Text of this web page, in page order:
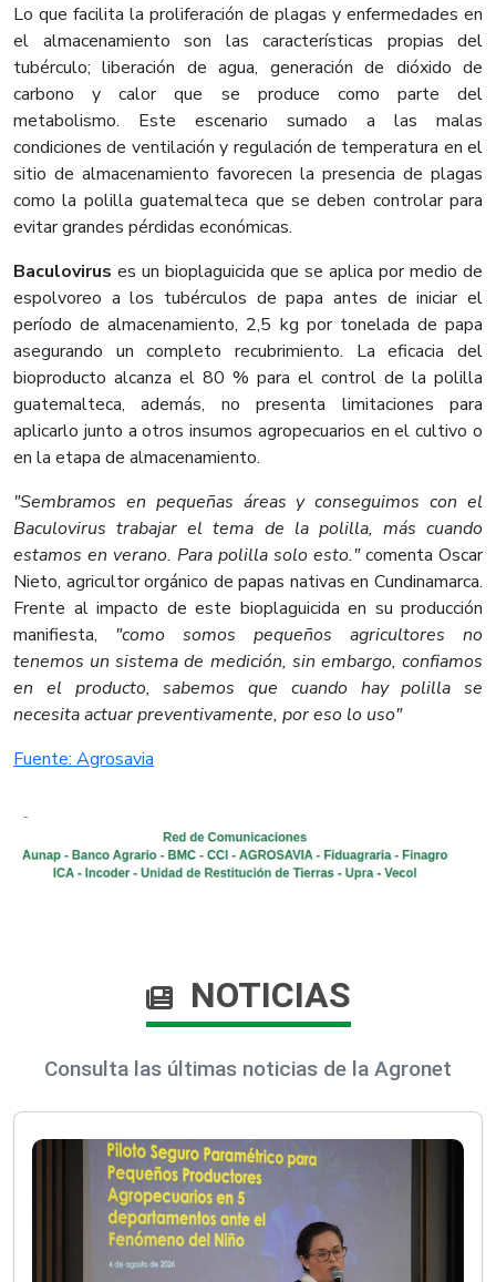
Lo que facilita la proliferación de plagas y enfermedades en
el almacenamiento son las características propias del
tubérculo; liberación de agua, generación de dióxido de
carbono y calor que se produce como parte del
metabolismo. Este escenario sumado a las malas
condiciones de ventilación y regulación de temperatura en el
sitio de almacenamiento favorecen la presencia de plagas
como la polilla guatemalteca que se deben controlar para
evitar grandes pérdidas económicas.
Baculovirus es un bioplaguicida que se aplica por medio de
espolvoreo a los tubérculos de papa antes de iniciar el
período de almacenamiento, 2,5 kg por tonelada de papa
asegurando un completo recubrimiento. La eficacia del
bioproducto alcanza el 80 % para el control de la polilla
guatemalteca, además, no presenta limitaciones para
aplicarlo junto a otros insumos agropecuarios en el cultivo o
en la etapa de almacenamiento.
"Sembramos en pequeñas áreas y conseguimos con el
Baculovirus trabajar el tema de la polilla, más cuando
estamos en verano. Para polilla solo esto."comenta Oscar
Nieto, agricultor orgánico de papas nativas en Cundinamarca.
Frente al impacto de este bioplaguicida en su producción
manifiesta, "como somos pequeños agricultores no
tenemos un sistema de medición, sin embargo, confiamos
en el producto, sabemos que cuando hay polilla se
necesita actuar preventivamente, por eso lo uso"
Fuente: Agrosavia​
NOTICIAS
Consulta las últimas noticias de la Agronet